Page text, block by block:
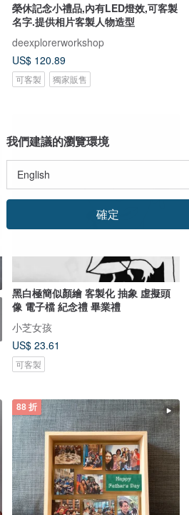
榮休記念小禮品,內有LED燈效,可客製
名字.提供相片客製人物造型
deexplorerworkshop
US$ 120.89
可客製 獨家販售
黑白極簡似顏繪 客製化 抽象 虛擬頭
像 電子檔 紀念禮 畢業禮
小芝女孩
US$ 23.61
可客製
88 折
我們建議的瀏覽環境
確定